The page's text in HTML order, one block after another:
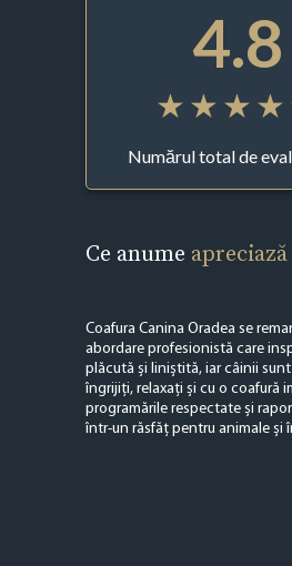
4.8
Numărul total de
Ce anume
Coafura Canina Oradea se
abordare profesionistă care
plăcută și liniștită, iar câinii
îngrijiți, relaxați și cu o coafură
programările respectate și
într-un răsfăț pentru animale și